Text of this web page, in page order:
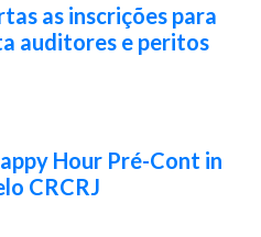
as inscrições para
auditores e peritos
Hour Pré-Cont in
CRCRJ